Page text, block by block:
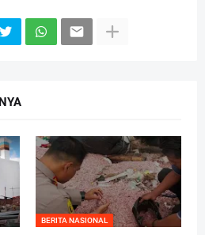
BERITA NASIONAL